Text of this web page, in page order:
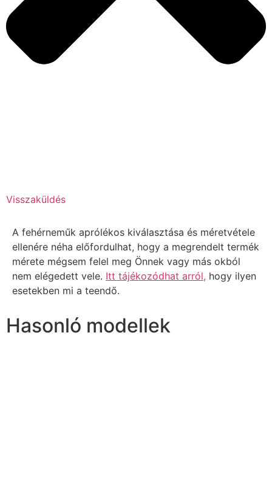
Visszaküldés
A fehérneműk aprólékos kiválasztása és méretvétele
ellenére néha előfordulhat, hogy a megrendelt termék
mérete mégsem felel meg Önnek vagy más okból
nem elégedett vele. Itt tájékozódhat arról, hogy ilyen
esetekben mi a teendő.
Hasonló modellek